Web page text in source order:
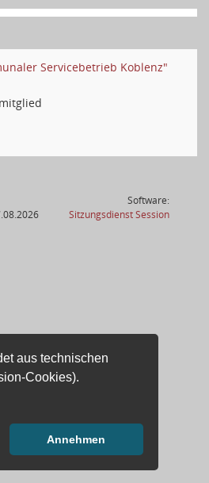
aus technischen
Cookies).
Annehmen
Servicebetrieb Koblenz"
Software:
SitzungsdienstSession(Wird in